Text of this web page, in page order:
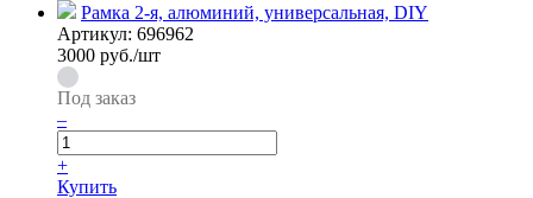
Рамка 2-я, алюминий, универсальная, DIY
Артикул: 696962
3000 руб./шт
Под заказ
–
+
Купить